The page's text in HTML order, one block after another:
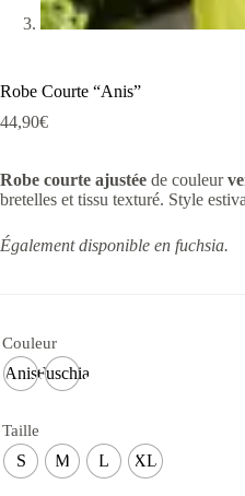
Robe Courte “Anis”
44,90€
Robe courte ajustée de couleur
bretelles et tissu texturé. Style
Également disponible en fuchsia.
Couleur
AnisFuschia
Taille
S M L XL